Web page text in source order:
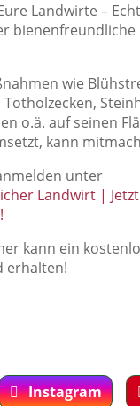
Landwirte –
bienenfreundliche
wie
o.ä. auf seinen
kann
unter
Landwirt |
kann ein
erhalten!
Instagram